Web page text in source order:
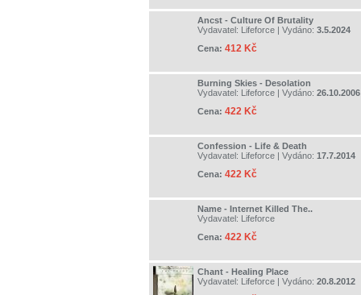
Ancst - Culture Of Brutality
Vydavatel: Lifeforce | Vydáno: 3.5.2024
Cena: 412 Kč
Burning Skies - Desolation
Vydavatel: Lifeforce | Vydáno: 26.10.2006
Cena: 422 Kč
Confession - Life & Death
Vydavatel: Lifeforce | Vydáno: 17.7.2014
Cena: 422 Kč
Name - Internet Killed The..
Vydavatel: Lifeforce
Cena: 422 Kč
Chant - Healing Place
Vydavatel: Lifeforce | Vydáno: 20.8.2012